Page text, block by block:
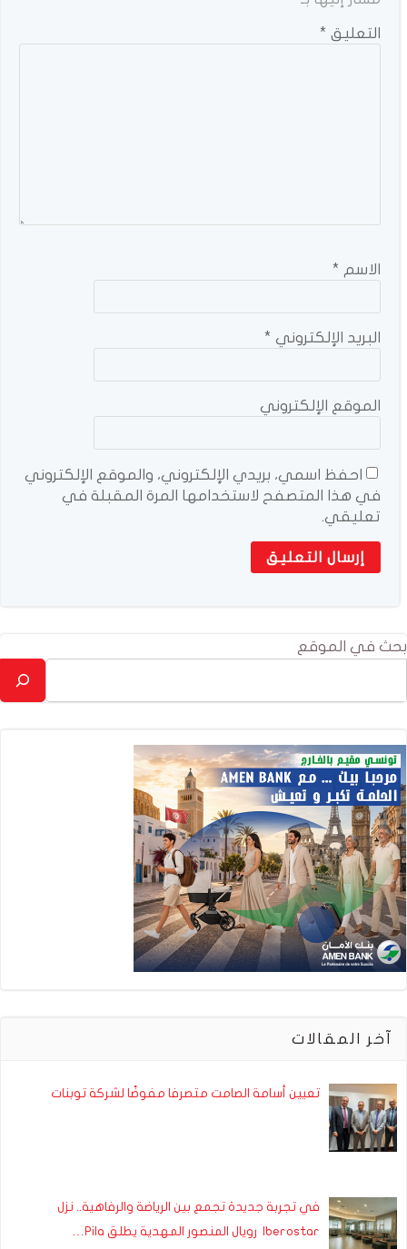
التعليق *
الاسم *
البريد الإلكتروني *
الموقع الإلكتروني
احفظ اسمي، بريدي الإلكتروني، والموقع الإلكتروني
في هذا المتصفح لاستخدامها المرة المقبلة في
تعليقي.
بحث في الموقع
آخر المقالات
تعيين أسامة الصامت متصرفا مفوضًا لشركة توبنات
في تجربة جديدة تجمع بين الرياضة والرفاهية.. نزل
Iberostar رويال المنصور المهدية يطلق Pila…